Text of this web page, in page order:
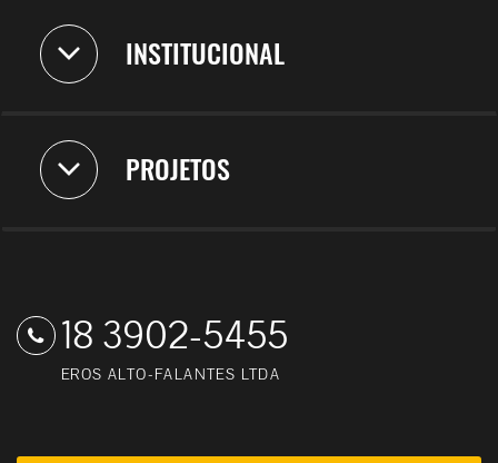
INSTITUCIONAL
PROJETOS
18 3902-5455
EROS ALTO-FALANTES LTDA